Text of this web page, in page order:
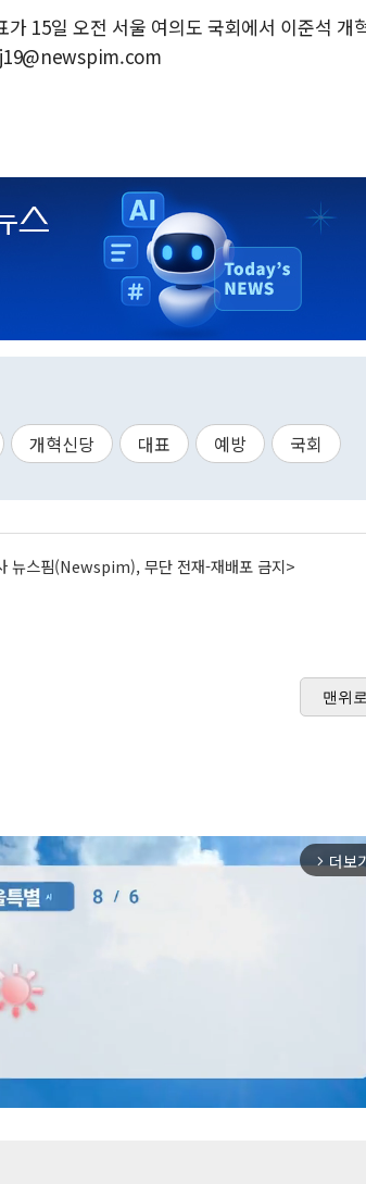
15일 오전 서울 여의도 국회에서 이준석 개
개혁신당 대표 예방 국회
뉴스핌(Newspim), 무단 전재-재배포 금지>
맨위로
arrow_forward_ios 더보